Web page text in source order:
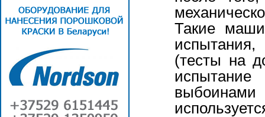
Такие
(тесты на